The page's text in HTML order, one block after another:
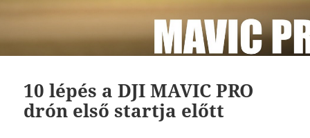
10 lépés a DJI MAVIC PRO
drón első startja előtt